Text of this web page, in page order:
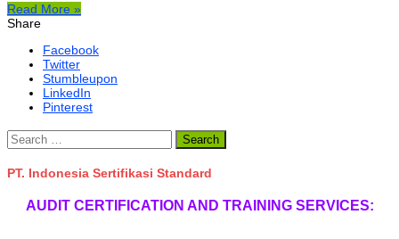
Read More »
Share
Facebook
Twitter
Stumbleupon
LinkedIn
Pinterest
Search
for:
PT. Indonesia Sertifikasi Standard
AUDIT CERTIFICATION AND TRAINING SERVICES: